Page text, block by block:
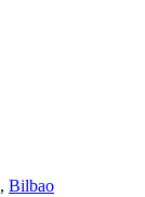
, Bilbao